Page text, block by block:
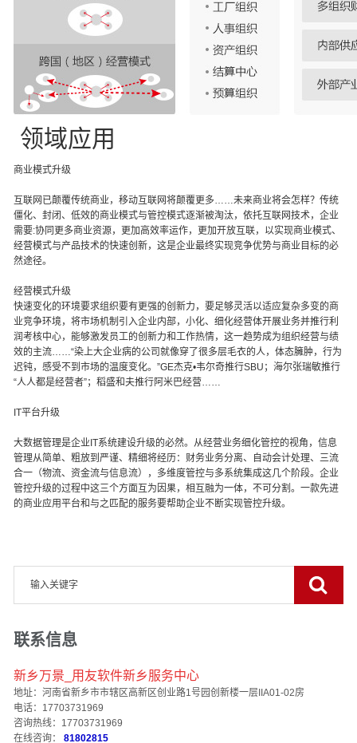
领域应用
商业模式升级
互联网已颠覆传统商业，移动互联网将颠覆更多……未来商业将会怎样？传统
僵化、封闭、低效的商业模式与管控模式逐渐被淘汰，依托互联网技术，企业
需要:协同更多商业资源，更加高效率运作，更加开放互联，以实现商业模式、
经营模式与产品技术的快速创新，这是企业最终实现竞争优势与商业目标的必
然途径。
经营模式升级
快速变化的环境要求组织要有更强的创新力，要足够灵活以适应复杂多变的商
业竞争环境，将市场机制引入企业内部，小化、细化经营体开展业务并推行利
润考核中心，能够激发员工的创新力和工作热情，这一趋势成为组织经营与绩
效的主流……“染上大企业病的公司就像穿了很多层毛衣的人，体态臃肿，行为
迟钝，感受不到市场的温度变化。”GE杰克•韦尔奇推行SBU；海尔张瑞敏推行
“人人都是经营者”；稻盛和夫推行阿米巴经营……
IT平台升级
大数据管理是企业IT系统建设升级的必然。从经营业务细化管控的视角，信息
管理从简单、粗放到严谨、精细将经历：财务业务分离、自动会计处理、三流
合一（物流、资金流与信息流），多维度管控与多系统集成这几个阶段。企业
管控升级的过程中这三个方面互为因果，相互融为一体，不可分割。一款先进
的商业应用平台和与之匹配的服务要帮助企业不断实现管控升级。
联系信息
新乡万景_用友软件新乡服务中心
地址：河南省新乡市市辖区高新区创业路1号园创新楼一层IIA01-02房
电话：17703731969
咨询热线：17703731969
在线咨询：
81802815